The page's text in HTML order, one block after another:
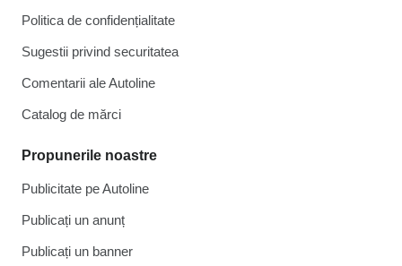
Politica de confidențialitate
Sugestii privind securitatea
Comentarii ale Autoline
Catalog de mărcі
Propunerile noastre
Publicitate pe Autoline
Publicați un anunț
Publicați un banner